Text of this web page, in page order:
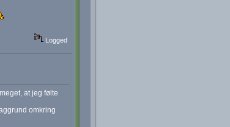
Logged
at jeg følte
omkring